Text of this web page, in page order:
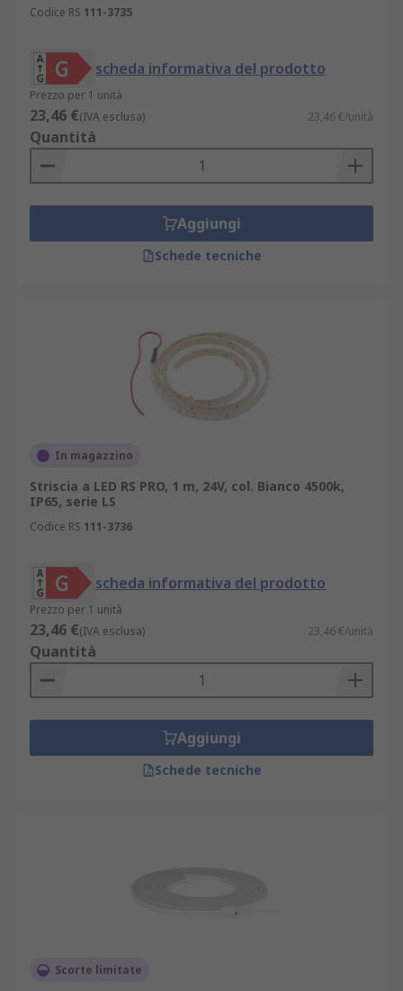
Codice RS 111-3735
scheda informativa del prodotto
Prezzo per 1 unità
23,46 €(IVA esclusa) 23,46 €/unità
Quantità
Aggiungi
Schede tecniche
In magazzino
Striscia a LED RS PRO, 1 m, 24V, col. Bianco 4500k,
IP65, serie LS
Codice RS 111-3736
scheda informativa del prodotto
Prezzo per 1 unità
23,46 €(IVA esclusa) 23,46 €/unità
Quantità
Aggiungi
Schede tecniche
Scorte limitate